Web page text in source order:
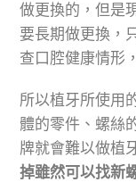
做更換的，但是
要長期做更換，
查口腔健康情形
所以植牙所使用
體的零件、螺絲
牌就會難以做植
掉雖然可以找新